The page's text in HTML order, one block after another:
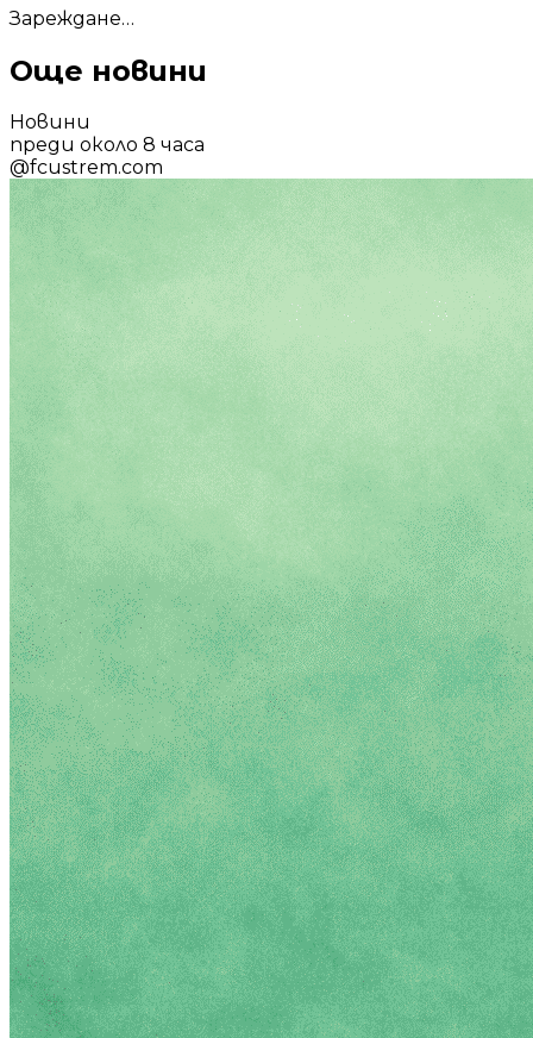
Зареждане…
Още новини
Новини
преди около 8 часа
@fcustrem.com